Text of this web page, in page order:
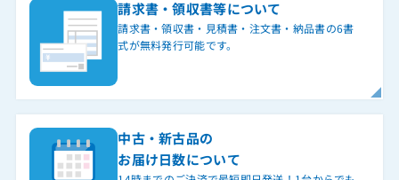
請求書・領収書等について
請求書・領収書・見積書・注文書・納品書の6書
式が無料発行可能です。
中古・新古品の
お届け日数について